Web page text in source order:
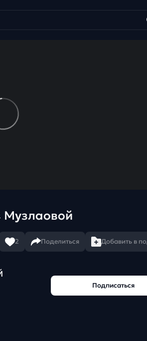
Музлаовой
2 Поделиться Добавить в
Подписаться